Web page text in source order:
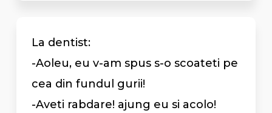
La dentist:
-Aoleu, eu v-am spus s-o scoateti pe
cea din fundul gurii!
-Aveti rabdare! ajung eu si acolo!